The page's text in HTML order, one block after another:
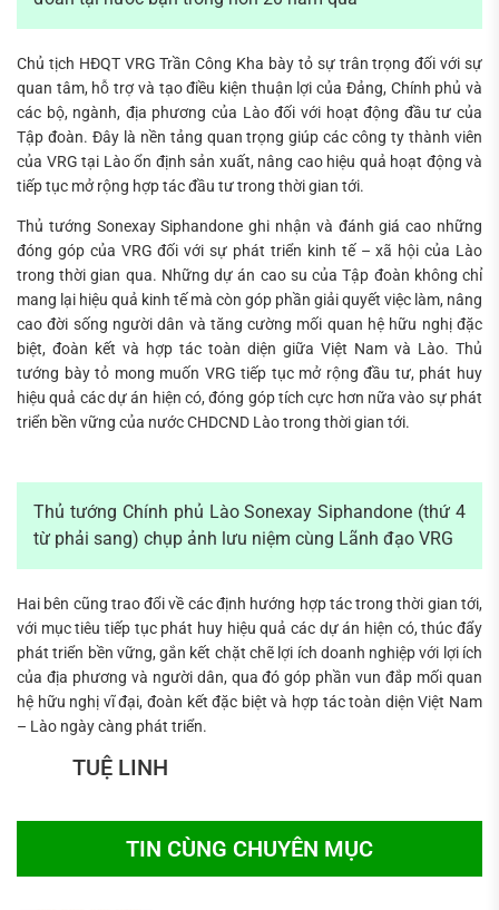
Chủ tịch HĐQT VRG Trần Công Kha bày tỏ sự trân trọng đối với sự
quan tâm, hỗ trợ và tạo điều kiện thuận lợi của Đảng, Chính phủ và
các bộ, ngành, địa phương của Lào đối với hoạt động đầu tư của
Tập đoàn. Đây là nền tảng quan trọng giúp các công ty thành viên
của VRG tại Lào ổn định sản xuất, nâng cao hiệu quả hoạt động và
tiếp tục mở rộng hợp tác đầu tư trong thời gian tới.
Thủ tướng Sonexay Siphandone ghi nhận và đánh giá cao những
đóng góp của VRG đối với sự phát triển kinh tế – xã hội của Lào
trong thời gian qua. Những dự án cao su của Tập đoàn không chỉ
mang lại hiệu quả kinh tế mà còn góp phần giải quyết việc làm, nâng
cao đời sống người dân và tăng cường mối quan hệ hữu nghị đặc
biệt, đoàn kết và hợp tác toàn diện giữa Việt Nam và Lào. Thủ
tướng bày tỏ mong muốn VRG tiếp tục mở rộng đầu tư, phát huy
hiệu quả các dự án hiện có, đóng góp tích cực hơn nữa vào sự phát
triển bền vững của nước CHDCND Lào trong thời gian tới.
Thủ tướng Chính phủ Lào Sonexay Siphandone (thứ 4
từ phải sang) chụp ảnh lưu niệm cùng Lãnh đạo VRG
Hai bên cũng trao đổi về các định hướng hợp tác trong thời gian tới,
với mục tiêu tiếp tục phát huy hiệu quả các dự án hiện có, thúc đẩy
phát triển bền vững, gắn kết chặt chẽ lợi ích doanh nghiệp với lợi ích
của địa phương và người dân, qua đó góp phần vun đắp mối quan
hệ hữu nghị vĩ đại, đoàn kết đặc biệt và hợp tác toàn diện Việt Nam
– Lào ngày càng phát triển.
TUỆ LINH
TIN CÙNG CHUYÊN MỤC